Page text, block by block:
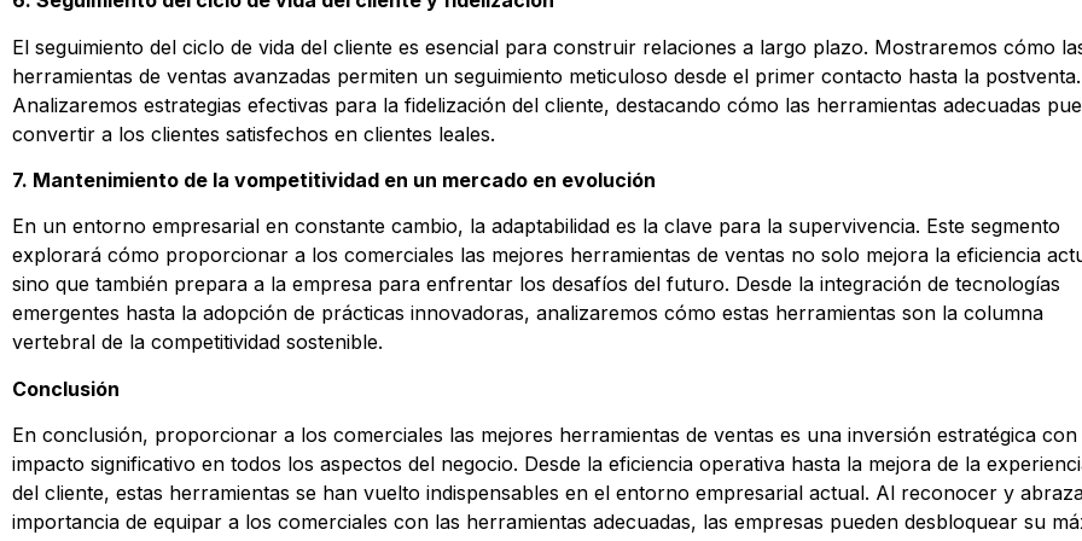
El seguimiento del ciclo de vida del cliente es esencial para construir relaciones a largo plazo. Mostraremos cómo
herramientas de ventas avanzadas permiten un seguimiento meticuloso desde el primer contacto hasta la postventa.
Analizaremos estrategias efectivas para la fidelización del cliente, destacando cómo las herramientas adecuadas
convertir a los clientes satisfechos en clientes leales.
7. Mantenimiento de la vompetitividad en un mercado en evolución
En un entorno empresarial en constante cambio, la adaptabilidad es la clave para la supervivencia. Este segmento
explorará cómo proporcionar a los comerciales las mejores herramientas de ventas no solo mejora la eficiencia
sino que también prepara a la empresa para enfrentar los desafíos del futuro. Desde la integración de tecnologías
emergentes hasta la adopción de prácticas innovadoras, analizaremos cómo estas herramientas son la columna
vertebral de la competitividad sostenible.
Conclusión
En conclusión, proporcionar a los comerciales las mejores herramientas de ventas es una inversión estratégica con
impacto significativo en todos los aspectos del negocio. Desde la eficiencia operativa hasta la mejora de la
del cliente, estas herramientas se han vuelto indispensables en el entorno empresarial actual. Al reconocer y
importancia de equipar a los comerciales con las herramientas adecuadas, las empresas pueden desbloquear su